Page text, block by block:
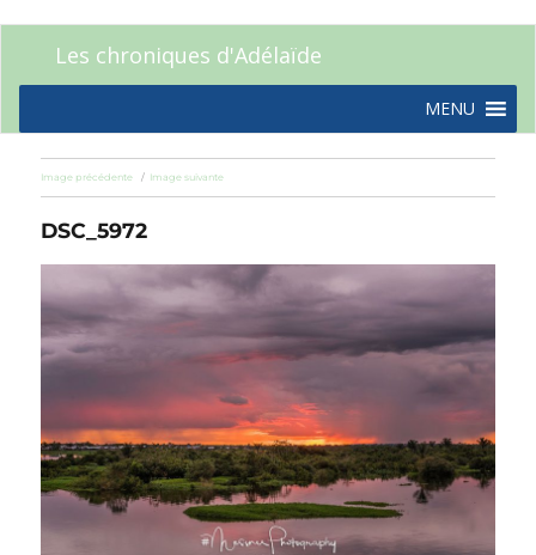
Les chroniques d'Adélaïde
MENU
Image précédente Image suivante
DSC_5972